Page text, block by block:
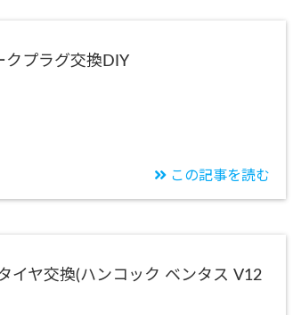
クプラグ交換DIY
この記事を読む
イヤ交換(ハンコック ベンタス V12